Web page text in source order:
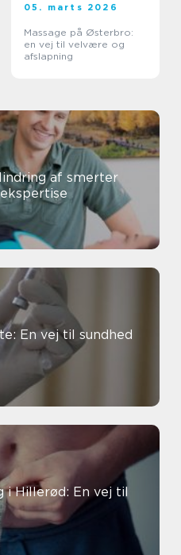
05. marts 2026
Massage på Østerbro:
en vej til velvære og
afslapning
En vej til sundhed
i Hillerød: En vej til